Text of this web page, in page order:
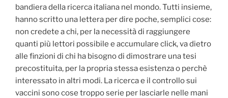
bandiera della ricerca italiana nel mondo. Tutti insieme,
hanno scritto una lettera per dire poche, semplici cose:
non credete a chi, per la necessità di raggiungere
quanti più lettori possibile e accumulare click, va dietro
alle finzioni di chi ha bisogno di dimostrare una tesi
precostituita, per la propria stessa esistenza o perchè
interessato in altri modi. La ricerca e il controllo sui
vaccini sono cose troppo serie per lasciarle nelle mani